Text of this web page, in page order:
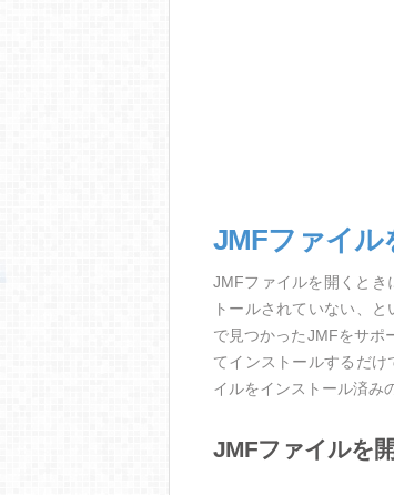
JMFファイル
JMFファイルを開くとき
トールされていない、
で見つかったJMFをサポ
てインストールするだ
イルをインストール済み
JMFファイルを